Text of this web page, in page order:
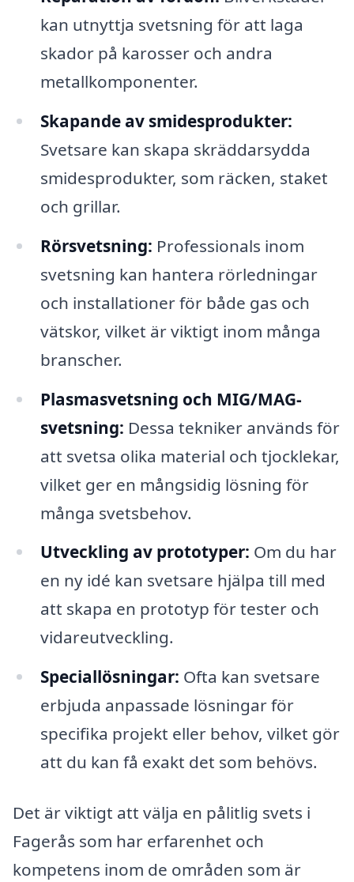
kan utnyttja svetsning för att laga
skador på karosser och andra
metallkomponenter.
Skapande av smidesprodukter:
Svetsare kan skapa skräddarsydda
smidesprodukter, som räcken, staket
och grillar.
Rörsvetsning: Professionals inom
svetsning kan hantera rörledningar
och installationer för både gas och
vätskor, vilket är viktigt inom många
branscher.
Plasmasvetsning och MIG/MAG-
svetsning: Dessa tekniker används för
att svetsa olika material och tjocklekar,
vilket ger en mångsidig lösning för
många svetsbehov.
Utveckling av prototyper: Om du har
en ny idé kan svetsare hjälpa till med
att skapa en prototyp för tester och
vidareutveckling.
Speciallösningar: Ofta kan svetsare
erbjuda anpassade lösningar för
specifika projekt eller behov, vilket gör
att du kan få exakt det som behövs.
Det är viktigt att välja en pålitlig svets i
Fagerås som har erfarenhet och
kompetens inom de områden som är